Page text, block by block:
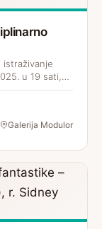
istraživanje
u 19 sati,…
Galerija Modulor